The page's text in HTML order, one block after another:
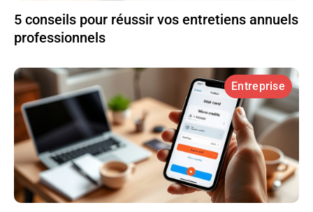
5 conseils pour réussir vos entretiens annuels
professionnels
Entreprise